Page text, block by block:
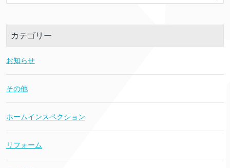
カテゴリー
お知らせ
その他
ホームインスペクション
リフォーム